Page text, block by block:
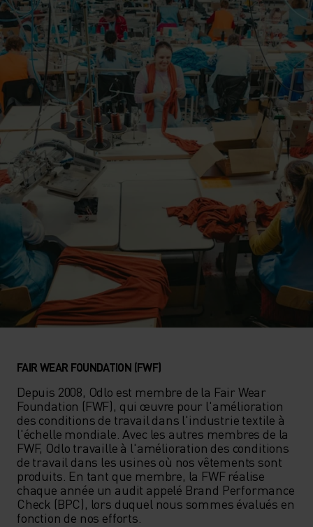
FAIR WEAR FOUNDATION (FWF)
Depuis 2008, Odlo est membre de la Fair Wear
Foundation (FWF), qui œuvre pour l'amélioration
des conditions de travail dans l'industrie textile à
l'échelle mondiale. Avec les autres membres de la
FWF, Odlo travaille à l'amélioration des conditions
de travail dans les usines où nos vêtements sont
produits. En tant que membre, la FWF réalise
chaque année un audit appelé Brand Performance
Check (BPC), lors duquel nous sommes évalués en
fonction de nos efforts.